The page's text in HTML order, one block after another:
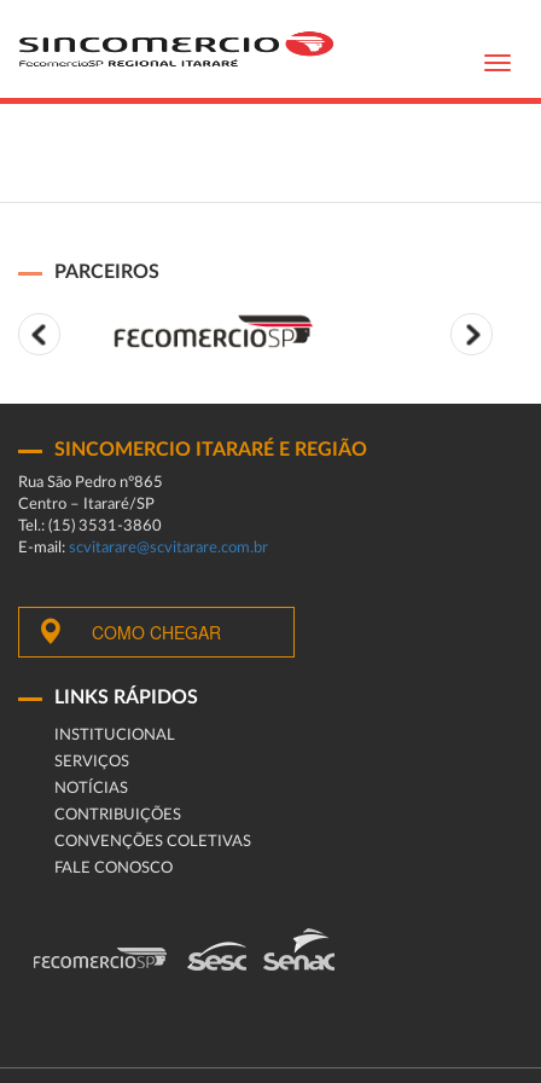
PARCEIROS
SINCOMERCIO ITARARÉ E REGIÃO
Rua São Pedro n°865
Centro – Itararé/SP
Tel.: (15) 3531-3860
E-mail: scvitarare@scvitarare.com.br
COMO CHEGAR
LINKS RÁPIDOS
INSTITUCIONAL
SERVIÇOS
NOTÍCIAS
CONTRIBUIÇÕES
CONVENÇÕES COLETIVAS
FALE CONOSCO